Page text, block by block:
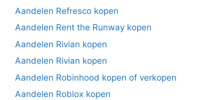
Aandelen Refresco kopen
Aandelen Rent the Runway kopen
Aandelen Rivian kopen
Aandelen Rivian kopen
Aandelen Robinhood kopen of verkopen
Aandelen Roblox kopen